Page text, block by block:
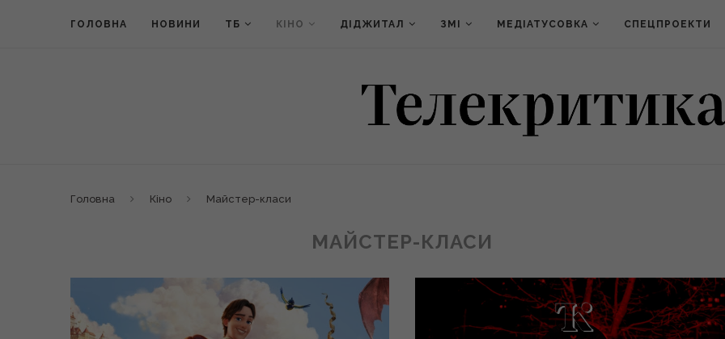
ГОЛОВНА НОВИНИ ТБ КІНО ДІДЖИТАЛ ЗМІ МЕДІАТУСОВКА СПЕЦПРОЕКТИ
Головна Кіно Майстер-класи
МАЙСТЕР-КЛАСИ